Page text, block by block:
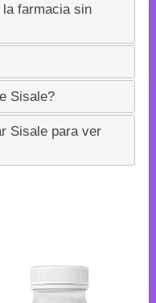
farmacia sin
Sisale?
Sisale para ver